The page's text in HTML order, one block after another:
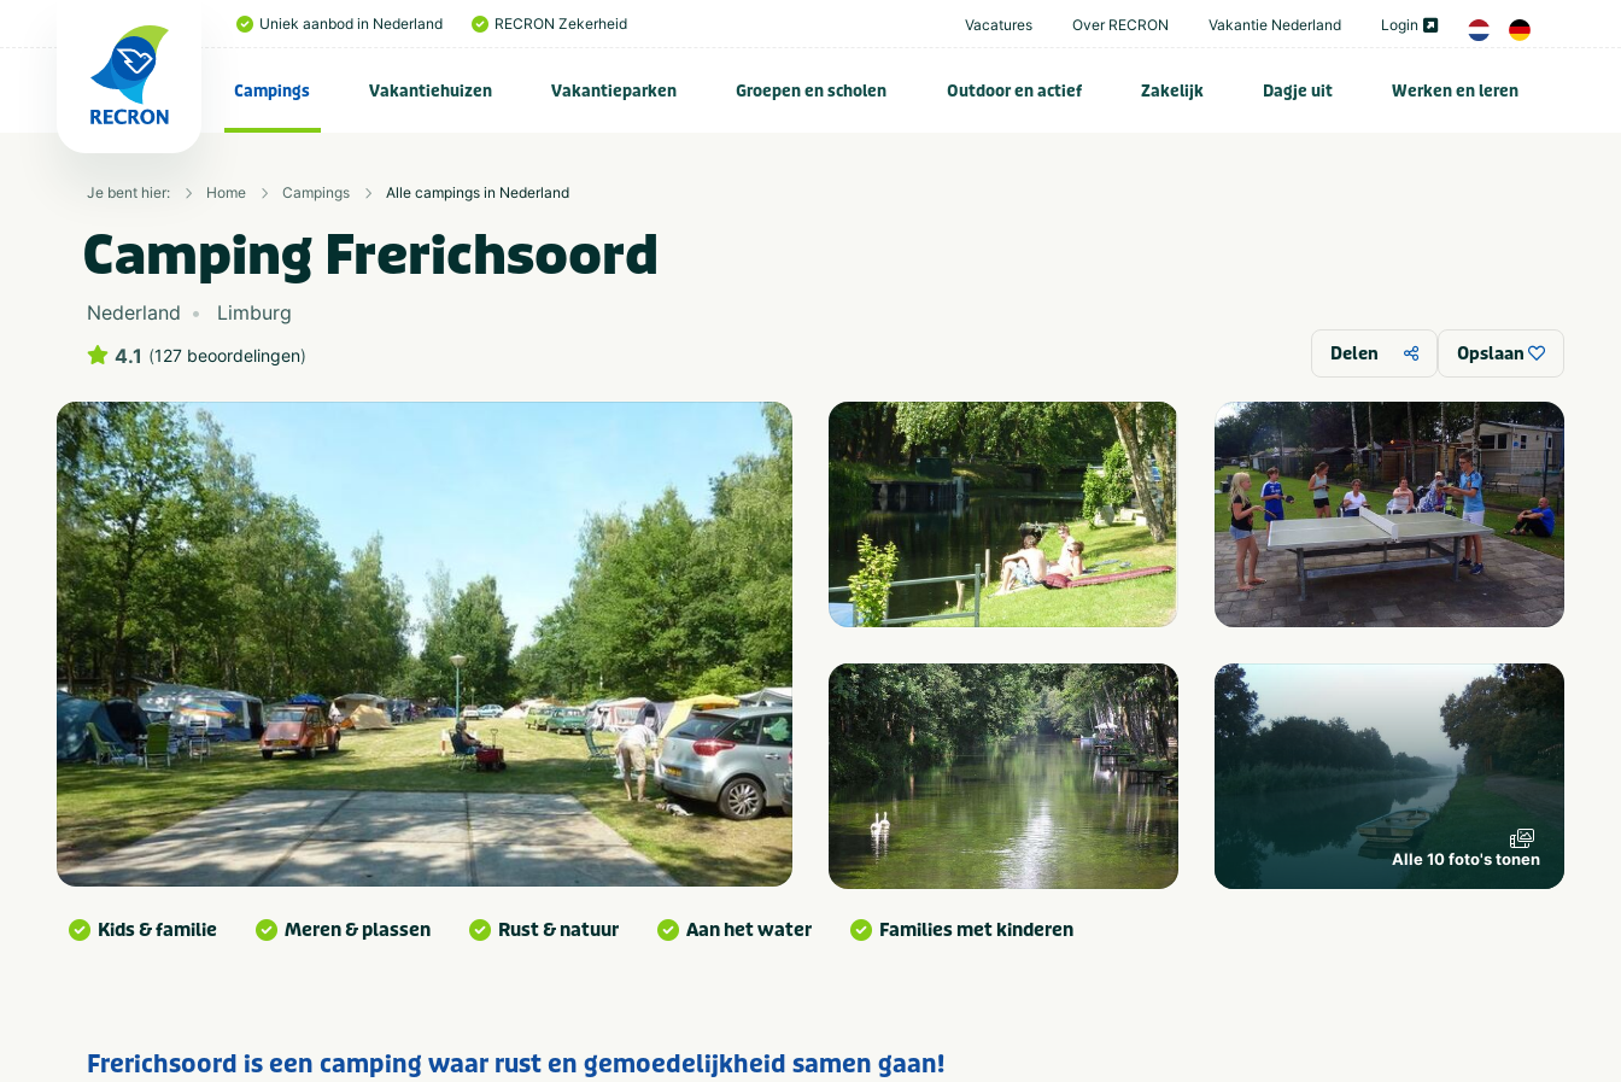
Uniek aanbod in Nederland RECRON Zekerheid Vacatures Over RECRON Vakantie Nederland Login
Campings Vakantiehuizen Vakantieparken Groepen en scholen Outdoor en actief Zakelijk Dagje uit Werken en leren
Je bent hier: Home Campings Alle campings in Nederland
Camping Frerichsoord
Nederland
Limburg
4.1 (127 beoordelingen) Delen Opslaan
Alle 10 foto's tonen
Kids & familie Meren & plassen Rust & natuur Aan het water Families met kinderen
Frerichsoord is een camping waar rust en gemoedelijkheid samen gaan!